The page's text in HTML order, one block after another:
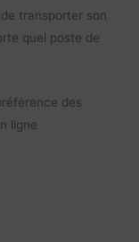
transporter son
quel poste de
des
ligne